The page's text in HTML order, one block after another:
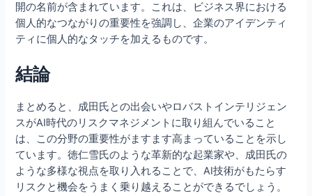
開の名前が含まれています。これは、ビジネス界における
個人的なつながりの重要性を強調し、企業のアイデンティ
ティに個人的なタッチを加えるものです。
結論
まとめると、成田氏との出会いやロバストインテリジェン
スがAI時代のリスクマネジメントに取り組んでいること
は、この分野の重要性がますます高まっていることを示し
ています。徳仁雪氏のような革新的な起業家や、成田氏の
ような多様な視点を取り入れることで、AI技術がもたらす
リスクと機会をうまく乗り越えることができるでしょう。